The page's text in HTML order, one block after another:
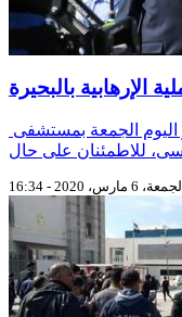
الإرهابية بالبحيرة
6 مارس، 2020 - 16:34